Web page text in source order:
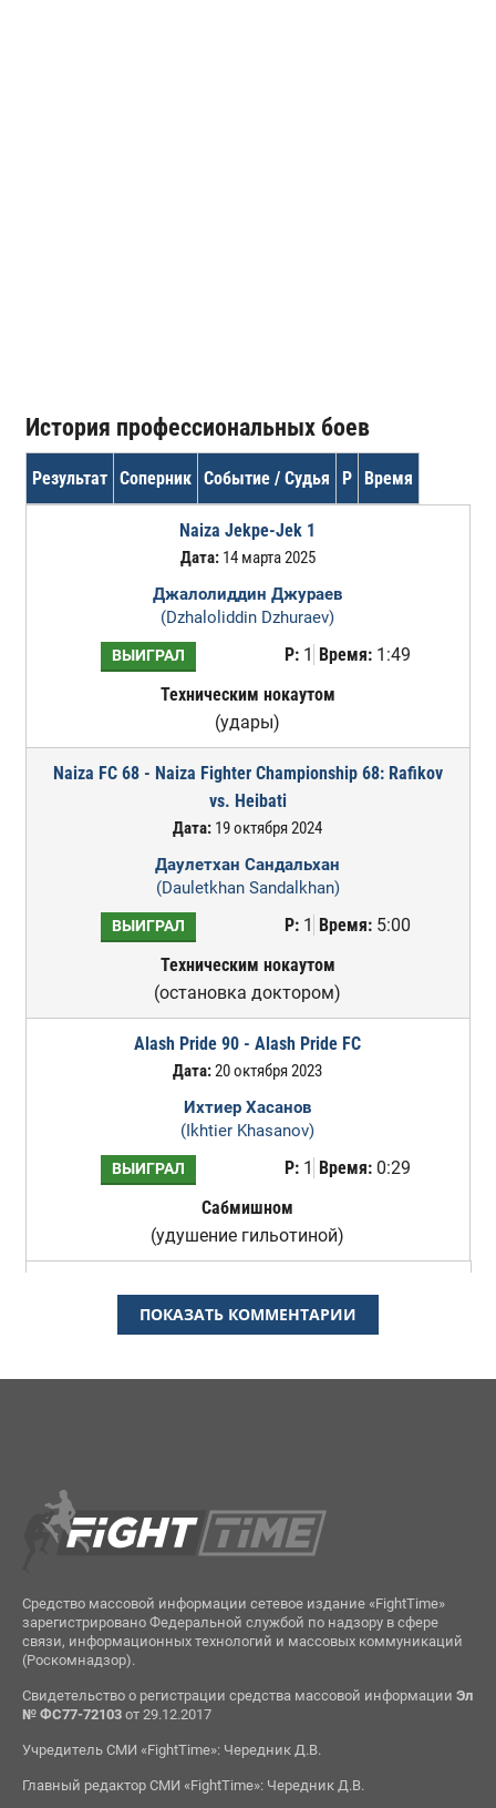
История профессиональных боев
Результат Соперник Событие / Судья Р Время
Naiza Jekpe-Jek 1
Дата:14 марта 2025
Джалолиддин Джураев
(Dzhaloliddin Dzhuraev)
ВЫИГРАЛ Р:1 Время:1:49
Техническим нокаутом
(удары)
Naiza FC 68 - Naiza Fighter Championship 68: Rafikov
vs. Heibati
Дата: 19 октября 2024
Даулетхан Сандальхан
(Dauletkhan Sandalkhan)
ВЫИГРАЛ Р:1 Время:5:00
Техническим нокаутом
(остановка доктором)
Alash Pride 90 - Alash Pride FC
Дата:20 октября 2023
Ихтиер Хасанов
(Ikhtier Khasanov)
ВЫИГРАЛ Р:1 Время:0:29
Сабмишном
(удушение гильотиной)
ПОКАЗАТЬ КОММЕНТАРИИ
Средство массовой информации сетевое издание «FightTime»
зарегистрировано Федеральной службой по надзору в сфере
связи, информационных технологий и массовых коммуникаций
(Роскомнадзор).
Свидетельство о регистрации средства массовой информации Эл
№ ФС77-72103от 29.12.2017
Учредитель СМИ «FightTime»: Чередник Д.В.
Главный редактор СМИ «FightTime»: Чередник Д.В.